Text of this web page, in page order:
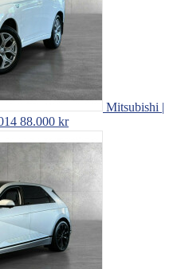
Mitsubishi |
88.000 kr